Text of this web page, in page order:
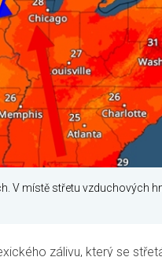
V místě střetu vzduchových
zálivu, který se